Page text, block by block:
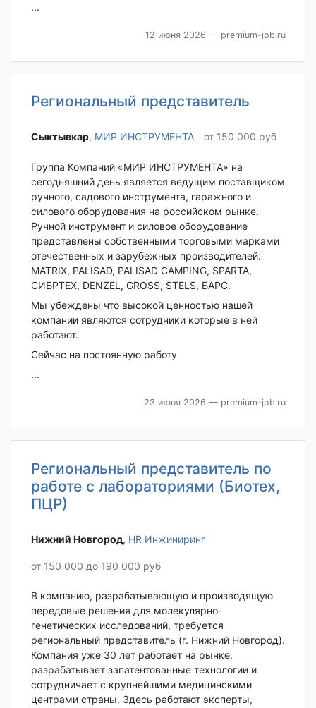
...
12 июня 2026 — premium-job.ru
Региональный представитель
Сыктывкар‎, МИР ИНСТРУМЕНТА от 150 000 руб
Группа Компаний «МИР ИНСТРУМЕНТА» на
сегодняшний день является ведущим поставщиком
ручного, садового инструмента, гаражного и
силового оборудования на российском рынке.
Ручной инструмент и силовое оборудование
представлены собственными торговыми марками
отечественных и зарубежных производителей:
MATRIX, PALISAD, PALISAD CAMPING, SPARTA,
СИБРТЕХ, DENZEL, GROSS, STELS, БАРС.
Мы убеждены что высокой ценностью нашей
компании являются сотрудники которые в ней
работают.
Сейчас на постоянную работу
...
23 июня 2026 — premium-job.ru
Региональный представитель по
работе с лабораториями (Биотех,
ПЦР)
Нижний Новгород‎, HR Инжиниринг
от 150 000 до 190 000 руб
В компанию, разрабатывающую и производящую
передовые решения для молекулярно-
генетических исследований, требуется
региональный представитель (г. Нижний Новгород).
Компания уже 30 лет работает на рынке,
разрабатывает запатентованные технологии и
сотрудничает с крупнейшими медицинскими
центрами страны. Здесь работают эксперты,